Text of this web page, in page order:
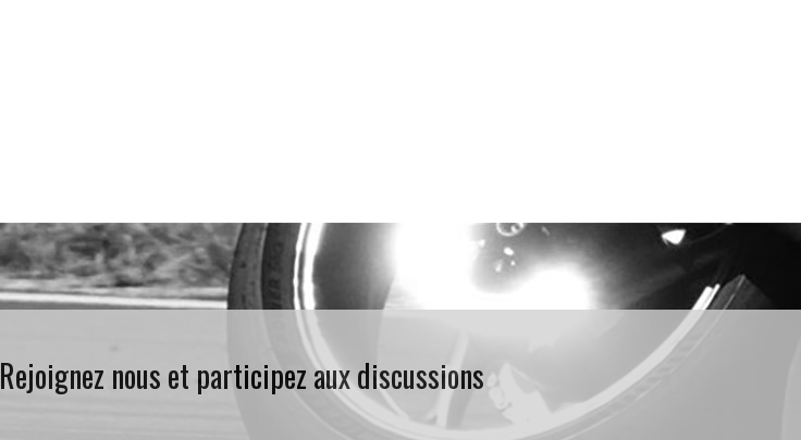
Rejoignez nous et participez aux discussions